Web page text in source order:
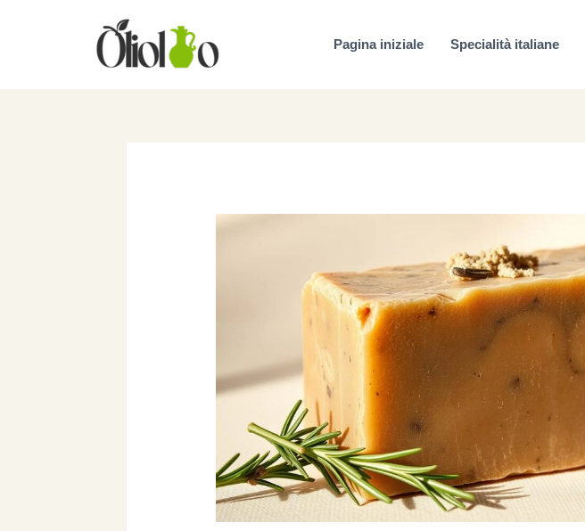
Pagina iniziale Specialità italiane